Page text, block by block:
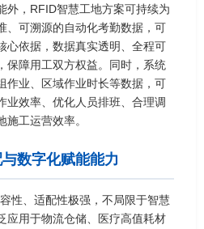
外，RFID智慧工地方案可持续为
、可溯源的自动化考勤数据，可
心依据，数据真实透明、全程可
保障用工双方权益。同时，系统
作业、区域作业时长等数据，可
业效率、优化人员排班、合理调
工运营效率。
数字化赋能能力
性、适配性极强，不局限于智慧
应用于物流仓储、医疗高值耗材